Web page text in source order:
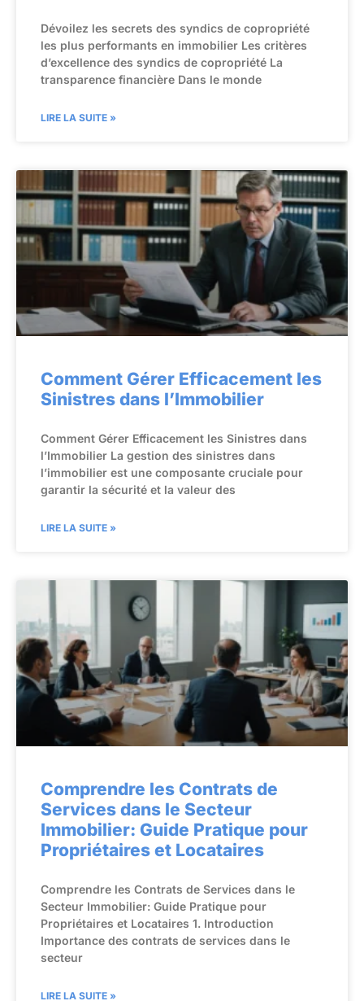
Dévoilez les secrets des syndics de copropriété
les plus performants en immobilier Les critères
d’excellence des syndics de copropriété La
transparence financière Dans le monde
LIRE LA SUITE »
Comment Gérer Efficacement les
Sinistres dans l’Immobilier
Comment Gérer Efficacement les Sinistres dans
l’Immobilier La gestion des sinistres dans
l’immobilier est une composante cruciale pour
garantir la sécurité et la valeur des
LIRE LA SUITE »
Comprendre les Contrats de
Services dans le Secteur
Immobilier: Guide Pratique pour
Propriétaires et Locataires
Comprendre les Contrats de Services dans le
Secteur Immobilier: Guide Pratique pour
Propriétaires et Locataires 1. Introduction
Importance des contrats de services dans le
secteur
LIRE LA SUITE »